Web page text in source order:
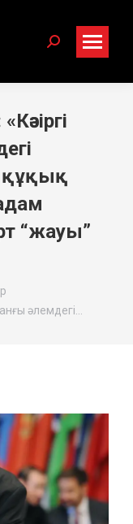
Search:
құқық
“жауы”
әлемдегі…